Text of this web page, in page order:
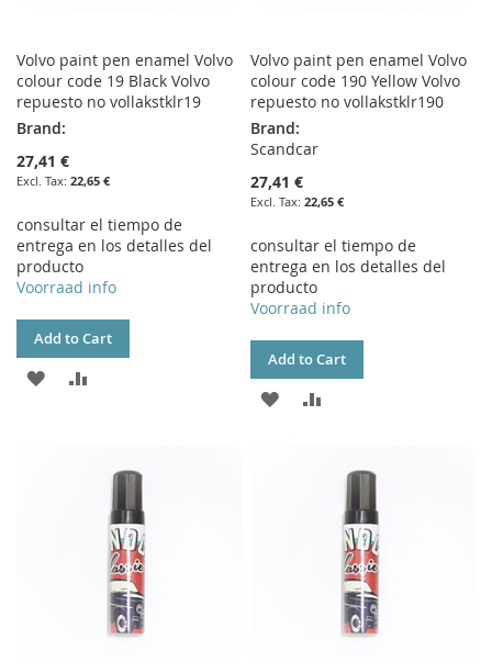
Volvo paint pen enamel Volvo
colour code 19 Black Volvo
repuesto no vollakstklr19
Brand:
27,41 €
22,65 €
consultar el tiempo de
entrega en los detalles del
producto
Voorraad info
Add to Cart
ADD
Volvo paint pen enamel Volvo
colour code 190 Yellow Volvo
repuesto no vollakstklr190
Brand:
Scandcar
27,41 €
22,65 €
consultar el tiempo de
entrega en los detalles del
producto
Voorraad info
Add to Cart
ADD
COMPARE